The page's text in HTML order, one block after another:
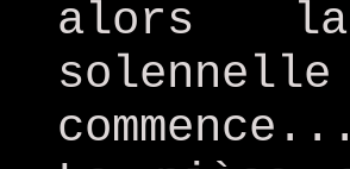
alors la
commence...